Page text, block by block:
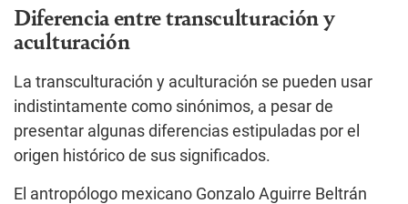
Diferencia entre transculturación y
aculturación
La transculturación y aculturación se pueden usar
indistintamente como sinónimos, a pesar de
presentar algunas diferencias estipuladas por el
origen histórico de sus significados.
El antropólogo mexicano Gonzalo Aguirre Beltrán